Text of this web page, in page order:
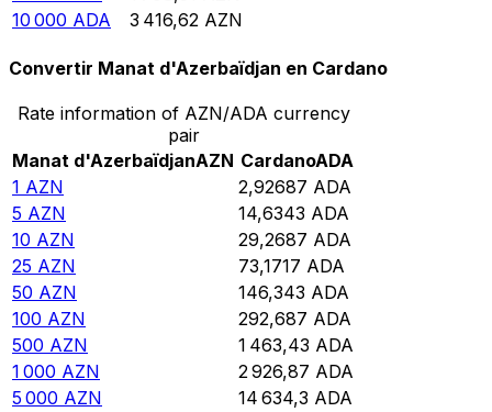
10 000 ADA 3 416,62 AZN
Convertir Manat d'Azerbaïdjan en Cardano
Rate information of AZN/ADA currency
pair
Manat d'AzerbaïdjanAZN CardanoADA
1 AZN 2,92687 ADA
5 AZN 14,6343 ADA
10 AZN 29,2687 ADA
25 AZN 73,1717 ADA
50 AZN 146,343 ADA
100 AZN 292,687 ADA
500 AZN 1 463,43 ADA
1 000 AZN 2 926,87 ADA
5 000 AZN 14 634,3 ADA